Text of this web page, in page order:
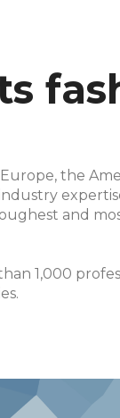
the
and
1,000